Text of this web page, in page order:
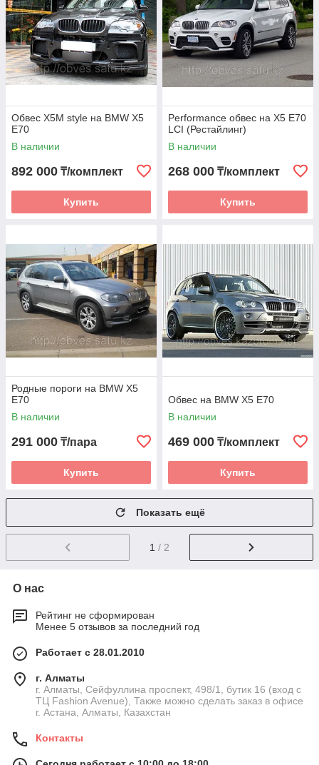
Обвес X5M style на BMW X5
E70
В наличии
892 000 ₸/комплект
Купить
Performance обвес на X5 E70
LCI (Рестайлинг)
В наличии
268 000 ₸/комплект
Купить
Родные пороги на BMW X5
E70
В наличии
291 000 ₸/пара
Купить
Обвес на BMW X5 E70
В наличии
469 000 ₸/комплект
Купить
Показать ещё
1 / 2
О нас
Рейтинг не сформирован
Менее 5 отзывов за последний год
Работает с 28.01.2010
г. Алматы
г. Алматы, Сейфуллина проспект, 498/1, бутик 16 (вход с
ТЦ Fashion Avenue), Также можно сделать заказ в офисе
г. Астана, Алматы, Казахстан
Контакты